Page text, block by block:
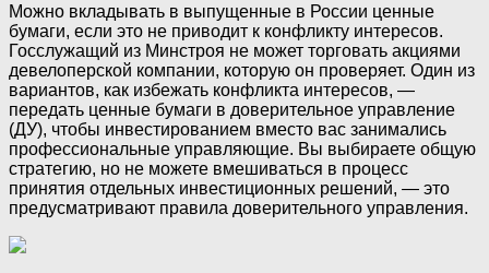
Можно вкладывать в выпущенные в России ценные
бумаги, если это не приводит к конфликту интересов.
Госслужащий из Минстроя не может торговать акциями
девелоперской компании, которую он проверяет. Один из
вариантов, как избежать конфликта интересов, —
передать ценные бумаги в доверительное управление
(ДУ), чтобы инвестированием вместо вас занимались
профессиональные управляющие. Вы выбираете общую
стратегию, но не можете вмешиваться в процесс
принятия отдельных инвестиционных решений, — это
предусматривают правила доверительного управления.